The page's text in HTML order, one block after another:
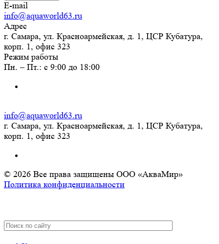
E-mail
info@aquaworld63.ru
Адрес
г. Самара, ул. Красноармейская, д. 1, ЦСР Кубатура,
корп. 1, офис 323
Режим работы
Пн. – Пт.: с 9:00 до 18:00
info@aquaworld63.ru
г. Самара, ул. Красноармейская, д. 1, ЦСР Кубатура,
корп. 1, офис 323
© 2026 Все права защищены ООО «АкваМир»
Политика конфиденциальности